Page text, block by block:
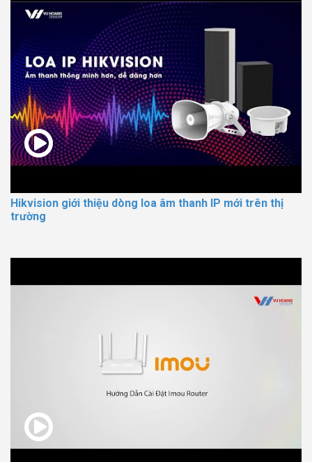
Hikvision giới thiệu dòng loa âm thanh IP mới trên thị
trường